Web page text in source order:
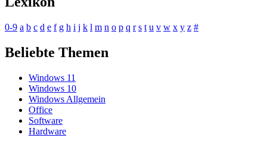
0-9 a b c d e f g h i j k l m n o p q r s t u v w x y z #
Beliebte Themen
Windows 11
Windows 10
Windows Allgemein
Office
Software
Hardware